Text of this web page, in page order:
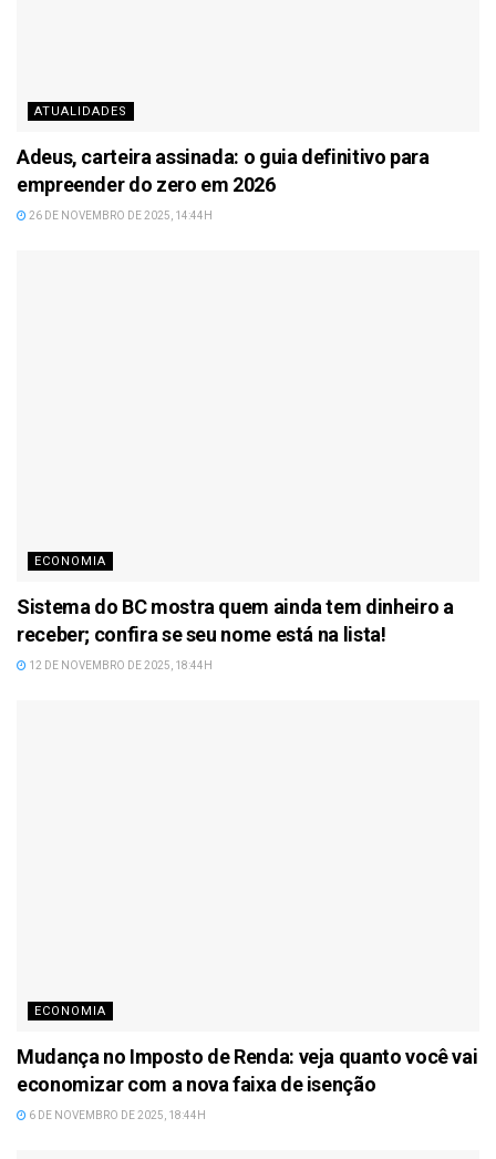
ATUALIDADES
Adeus, carteira assinada: o guia definitivo para
empreender do zero em 2026
26 DE NOVEMBRO DE 2025, 14:44H
ECONOMIA
Sistema do BC mostra quem ainda tem dinheiro a
receber; confira se seu nome está na lista!
12 DE NOVEMBRO DE 2025, 18:44H
ECONOMIA
Mudança no Imposto de Renda: veja quanto você vai
economizar com a nova faixa de isenção
6 DE NOVEMBRO DE 2025, 18:44H